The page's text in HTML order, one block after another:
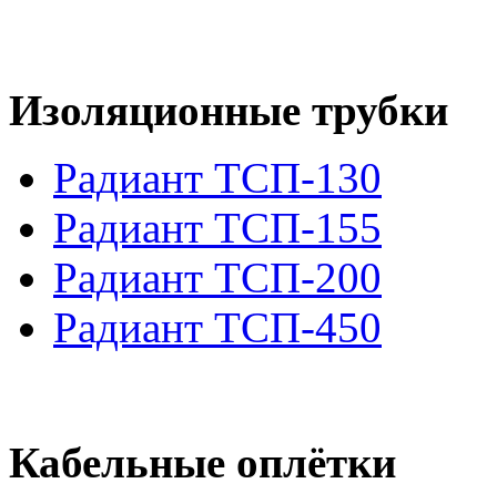
Изоляционные трубки
Радиант ТСП-130
Радиант ТСП-155
Радиант ТСП-200
Радиант ТСП-450
Кабельные оплётки